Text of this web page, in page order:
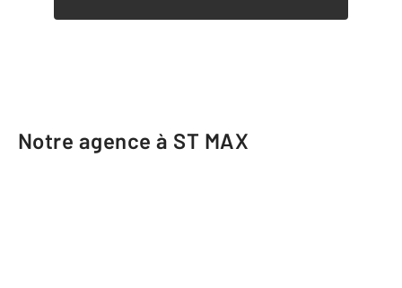
Notre agence à ST MAX